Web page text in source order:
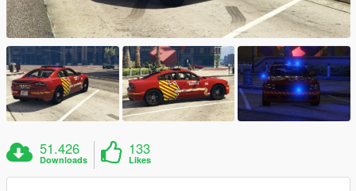
51.426
Downloads
133
Likes